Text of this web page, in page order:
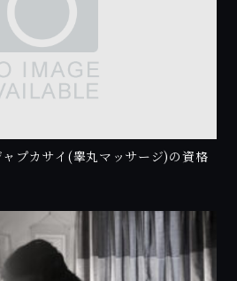
プカサイ(睾丸マッサージ)の資格